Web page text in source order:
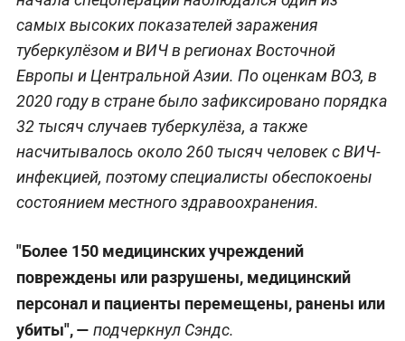
самых высоких показателей заражения
туберкулёзом и ВИЧ в регионах Восточной
Европы и Центральной Азии. По оценкам ВОЗ, в
2020 году в стране было зафиксировано порядка
32 тысяч случаев туберкулёза, а также
насчитывалось около 260 тысяч человек с ВИЧ-
инфекцией, поэтому специалисты обеспокоены
состоянием местного здравоохранения.
"Более 150 медицинских учреждений
повреждены или разрушены, медицинский
персонал и пациенты перемещены, ранены или
убиты", — подчеркнул Сэндс.